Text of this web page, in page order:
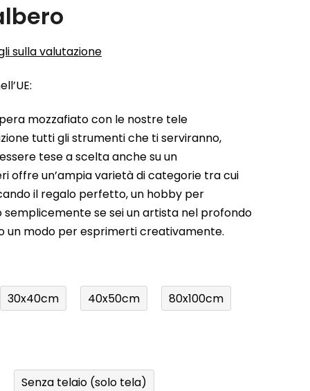
sulla valutazione
mozzafiato con le nostre tele
tutti gli strumenti che ti serviranno,
tese a scelta anche su un
offre un’ampia varietà di categorie tra cui
il regalo perfetto, un hobby per
se sei un artista nel profondo
un modo per esprimerti creativamente.
30x40cm 40x50cm 80x100cm
Senza telaio (solo tela)